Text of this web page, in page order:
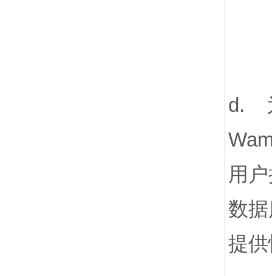
d.
用
数
提